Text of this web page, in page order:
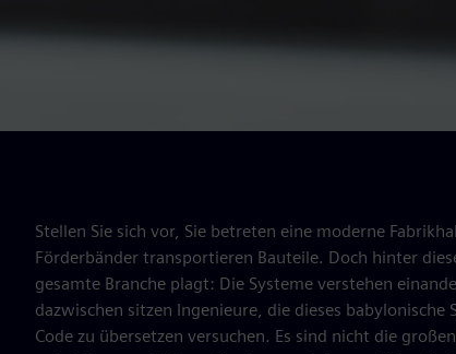
Stellen Sie sich vor, Sie betreten eine moderne
Förderbänder transportieren Bauteile. Doch hinter
gesamte Branche plagt: Die Systeme verstehen
dazwischen sitzen Ingenieure, die dieses
Code zu übersetzen versuchen. Es sind nicht die